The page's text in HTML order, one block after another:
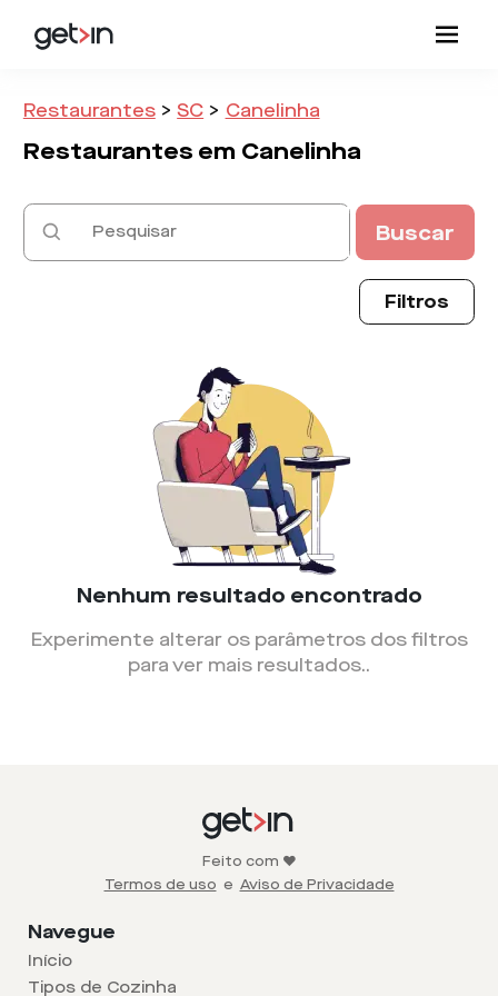
Restaurantes > SC > Canelinha
Restaurantes em Canelinha
Buscar
Filtros
Nenhum resultado encontrado
Experimente alterar os parâmetros dos filtros
para ver mais resultados..
Feito com ❤️
Termos de uso e Aviso de Privacidade
Navegue
Início
Tipos de Cozinha